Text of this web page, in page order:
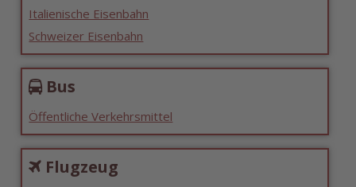
Italienische Eisenbahn
Schweizer Eisenbahn
Bus
Öffentliche Verkehrsmittel
Flugzeug